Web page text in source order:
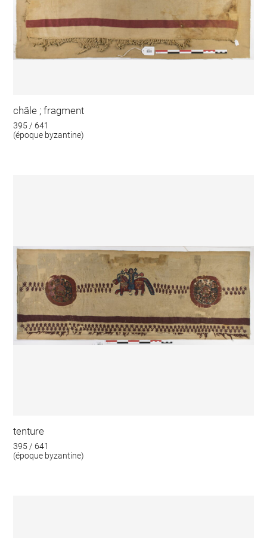
châle ; fragment
395 / 641
(époque byzantine)
tenture
395 / 641
(époque byzantine)